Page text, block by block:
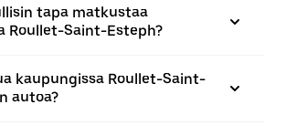
tapa matkustaa
Roullet-Saint-Esteph?
kaupungissa Roullet-Saint-
autoa?